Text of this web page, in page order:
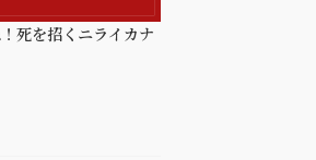
死を招くニライカナ